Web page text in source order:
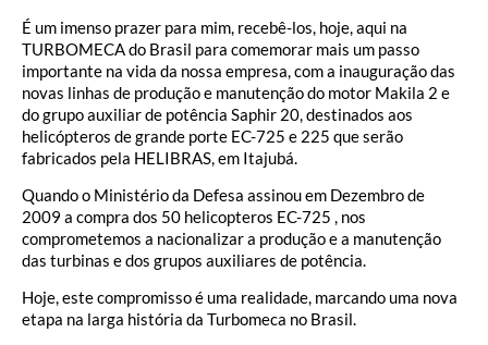
É um imenso prazer para mim, recebê-los, hoje, aqui na
TURBOMECA do Brasil para comemorar mais um passo
importante na vida da nossa empresa, com a inauguração das
novas linhas de produção e manutenção do motor Makila 2 e
do grupo auxiliar de potência Saphir 20, destinados aos
helicópteros de grande porte EC-725 e 225 que serão
fabricados pela HELIBRAS, em Itajubá.
Quando o Ministério da Defesa assinou em Dezembro de
2009 a compra dos 50 helicopteros EC-725 , nos
comprometemos a nacionalizar a produção e a manutenção
das turbinas e dos grupos auxiliares de potência.
Hoje, este compromisso é uma realidade, marcando uma nova
etapa na larga história da Turbomeca no Brasil.